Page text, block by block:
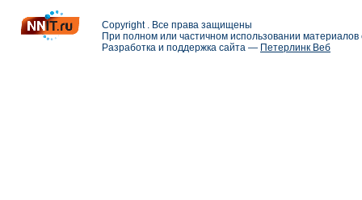
Copyright . Все права защищены
При полном или частичном использовании
Разработка и поддержка сайта — Петерлинк Веб